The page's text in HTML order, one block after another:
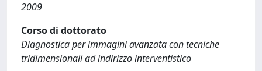
2009
Corso di dottorato
Diagnostica per immagini avanzata con tecniche
tridimensionali ad indirizzo interventistico